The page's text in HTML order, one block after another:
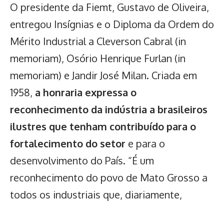
O presidente da Fiemt, Gustavo de Oliveira,
entregou Insígnias e o Diploma da Ordem do
Mérito Industrial a Cleverson Cabral (in
memoriam), Osório Henrique Furlan (in
memoriam) e Jandir José Milan. Criada em
1958, a honraria expressa o
reconhecimento da indústria a brasileiros
ilustres que tenham contribuído para o
fortalecimento do setor e para o
desenvolvimento do País. “É um
reconhecimento do povo de Mato Grosso a
todos os industriais que, diariamente,